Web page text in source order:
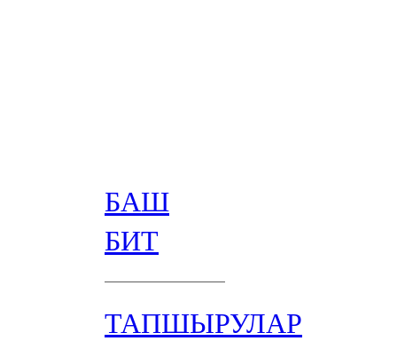
БАШ
БИТ
ТАПШЫРУЛАР